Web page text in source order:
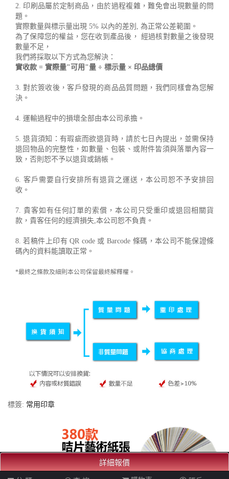
2. 印刷品屬於定制商品，由於過程複雜，難免會出現數量的問
題。
實際數量與標示量出現 5% 以內的差別, 為正常公差範圍。
為了保障您的權益，您在收到產品後， 經過核對數量之後發現
數量不足，
我們將採取以下方式為您解決：
實收款 = 實際量"可用"量 ÷ 標示量 × 印品總價
3. 對於簽收後，客戶發現的商品品質問題，我們同樣會為您解
決。
4. 運輸過程中的損壞全部由本公司承擔。
5. 退貨須知：有瑕疵而欲退貨時，請於七日內提出，並需保持
退回物品的完整性，如數量、包裝、或附件皆須與落單內容一
致，否則恕不予以退貨或銷帳。
6. 客戶需要自行安排所有退貨之運送，本公司恕不予安排回
收。
7. 貴客如有任何訂單的索償，本公司只受重印或退回相關貨
款，貴客任何的經濟損失,本公司恕不負責。
8. 若稿件上印有 QR code 或 Barcode 條碼，本公司不能保證條
碼內的資料能讀取正常。
*最終之條款及細則本公司保留最終解釋權。
標簽: 常用印章
詳細報價